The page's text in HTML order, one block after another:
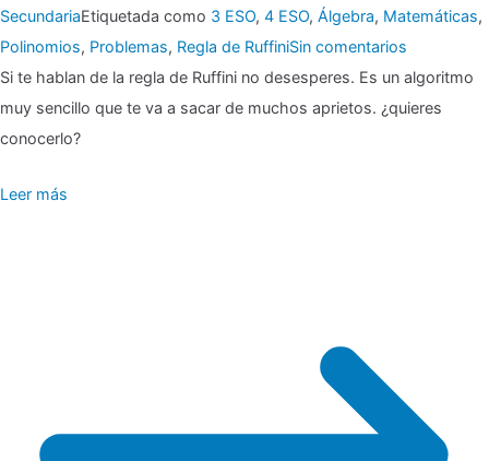
SecundariaEtiquetada como 3 ESO, 4 ESO, Álgebra, Matemáticas,
Polinomios, Problemas, Regla de RuffiniSin comentarios
▶
🎖
Si te hablan de la regla de Ruffini no desesperes. Es un algoritmo
muy sencillo que te va a sacar de muchos aprietos. ¿quieres
conocerlo?
Leer más